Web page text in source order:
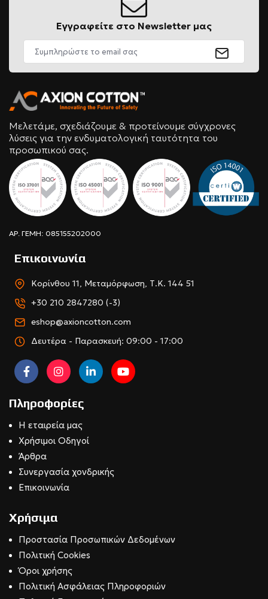
Εγγραφείτε στο Newsletter μας
Μελετάμε, σχεδιάζουμε & προτείνουμε σύγχρονες
λύσεις για την ενδυματολογική ταυτότητα του
προσωπικού σας.
ΑΡ. ΓΕΜΗ: 085155202000
Επικοινωνία
Κορίνθου 11, Μεταμόρφωση, Τ.Κ. 144 51
+30 210 2847280 (-3)
eshop@axioncotton.com
Δευτέρα - Παρασκευή: 09:00 - 17:00
Πληροφορίες
Η εταιρεία μας
Χρήσιμοι Οδηγοί
Άρθρα
Συνεργασία χονδρικής
Επικοινωνία
Χρήσιμα
Προστασία Προσωπικών Δεδομένων
Πολιτική Cookies
Όροι χρήσης
Πολιτική Ασφάλειας Πληροφοριών